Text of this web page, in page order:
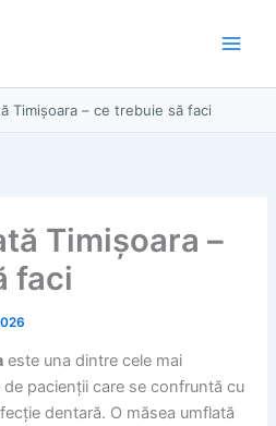
Timișoara – ce trebuie să faci
Timișoara –
faci
este una dintre cele mai
pacienții care se confruntă cu
dentară. O măsea umflată